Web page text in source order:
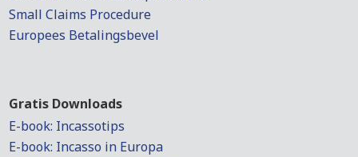
Small Claims Procedure
Europees Betalingsbevel
Gratis Downloads
E-book: Incassotips
E-book: Incasso in Europa